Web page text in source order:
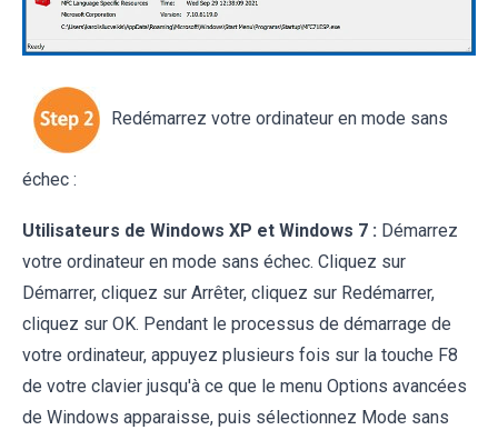
Redémarrez votre ordinateur en mode sans
échec :
Utilisateurs de Windows XP et Windows 7 : Démarrez
votre ordinateur en mode sans échec. Cliquez sur
Démarrer, cliquez sur Arrêter, cliquez sur Redémarrer,
cliquez sur OK. Pendant le processus de démarrage de
votre ordinateur, appuyez plusieurs fois sur la touche F8
de votre clavier jusqu'à ce que le menu Options avancées
de Windows apparaisse, puis sélectionnez Mode sans